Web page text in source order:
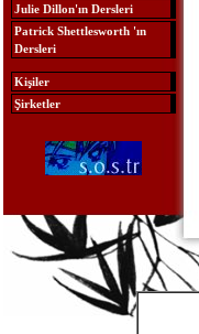
Julie Dillon'ın Dersleri
Patrick Shettlesworth 'ın
Dersleri
Kişiler
Şirketler